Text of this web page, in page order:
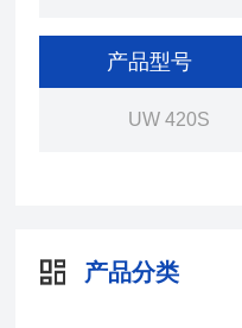
C全自动校准，
可稳定地进行测定（
功能，可按设定
产品型号
UW 420S
产品分类